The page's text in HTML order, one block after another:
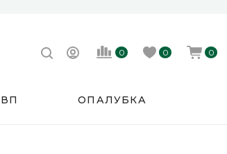
0 0 0
ОПАЛУБКА